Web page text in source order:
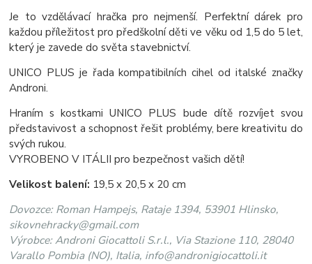
Je to vzdělávací hračka pro nejmenší. Perfektní dárek pro
každou příležitost pro předškolní děti ve věku od 1,5 do 5 let,
který je zavede do světa stavebnictví.
UNICO PLUS je řada kompatibilních cihel od italské značky
Androni.
Hraním s kostkami UNICO PLUS bude dítě rozvíjet svou
představivost a schopnost řešit problémy, bere kreativitu do
svých rukou.
VYROBENO V ITÁLII pro bezpečnost vašich dětí!
Velikost balení: 19,5 x 20,5 x 20 cm
Dovozce: Roman Hampejs, Rataje 1394, 53901 Hlinsko,
sikovnehracky@gmail.com
Výrobce: Androni Giocattoli S.r.l., Via Stazione 110, 28040
Varallo Pombia (NO), Italia, info@andronigiocattoli.it